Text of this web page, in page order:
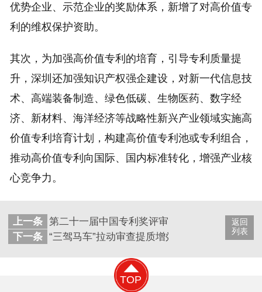
优势企业、示范企业的奖励体系，新增了对高价值专
利的维权保护资助。
其次，为加强高价值专利的培育，引导专利质量提
升，深圳还加强知识产权强企建设，对新一代信息技
术、高端装备制造、绿色低碳、生物医药、数字经
济、新材料、海洋经济等战略性新兴产业领域实施高
价值专利培育计划，构建高价值专利池或专利组合，
推动高价值专利向国际、国内标准转化，增强产业核
心竞争力。
返回
列表
上一条 第二十一届中国专利奖评审结果公示
下一条 “三驾马车”拉动审查提质增效
TOP